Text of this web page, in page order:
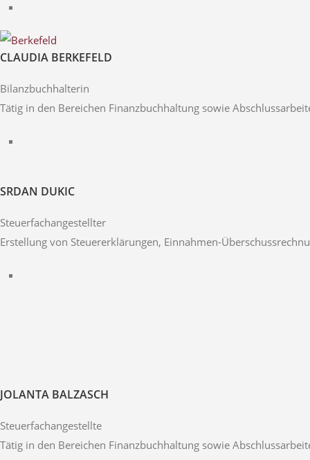
CLAUDIA BERKEFELD
Bilanzbuchhalterin
Tätig in den Bereichen Finanzbuchhaltung sowie
SRDAN DUKIC
Steuerfachangestellter
Erstellung von Steuererklärungen, Einnahmen-
JOLANTA BALZASCH
Steuerfachangestellte
Tätig in den Bereichen Finanzbuchhaltung sowie